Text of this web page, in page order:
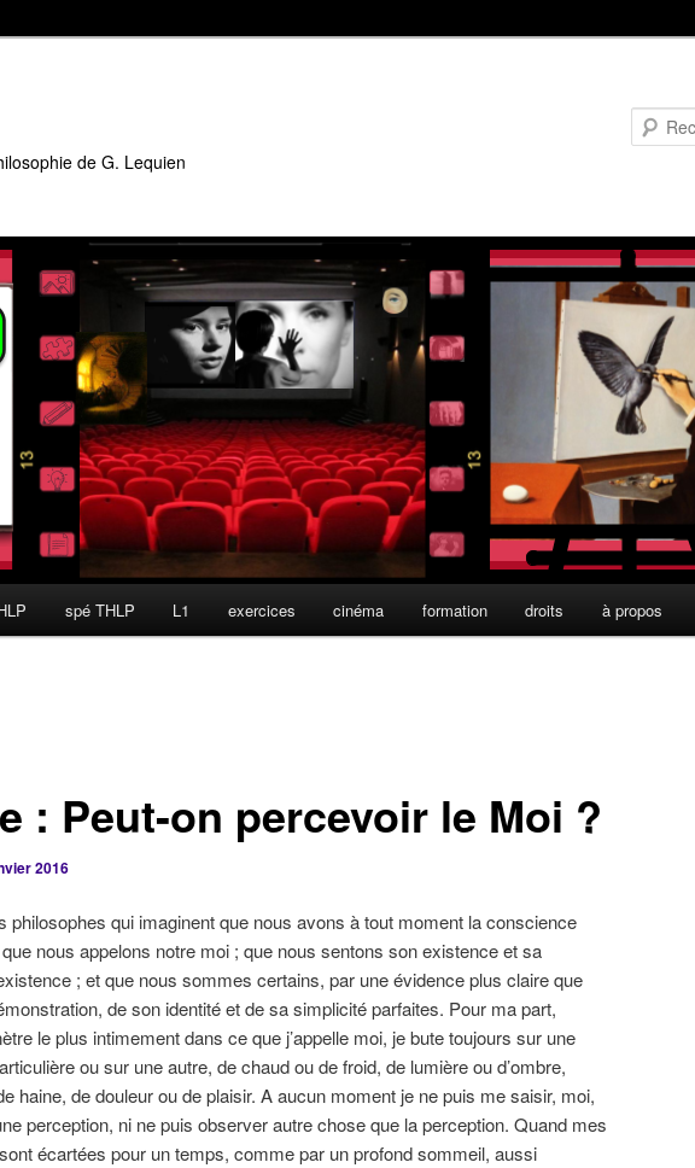
de G. Lequien
spé THLP L1 exercices cinéma formation droits à propos
: Peut-on percevoir le Moi ?
2016
philosophes qui imaginent que nous avons à tout moment la conscience
nous appelons notre moi ; que nous sentons son existence et sa
; et que nous sommes certains, par une évidence plus claire que
de son identité et de sa simplicité parfaites. Pour ma part,
le plus intimement dans ce que j’appelle moi, je bute toujours sur une
ou sur une autre, de chaud ou de froid, de lumière ou d’ombre,
haine, de douleur ou de plaisir. A aucun moment je ne puis me saisir, moi,
perception, ni ne puis observer autre chose que la perception. Quand mes
écartées pour un temps, comme par un profond sommeil, aussi